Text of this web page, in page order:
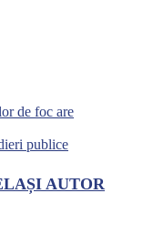
de foc are
publice
AUTOR